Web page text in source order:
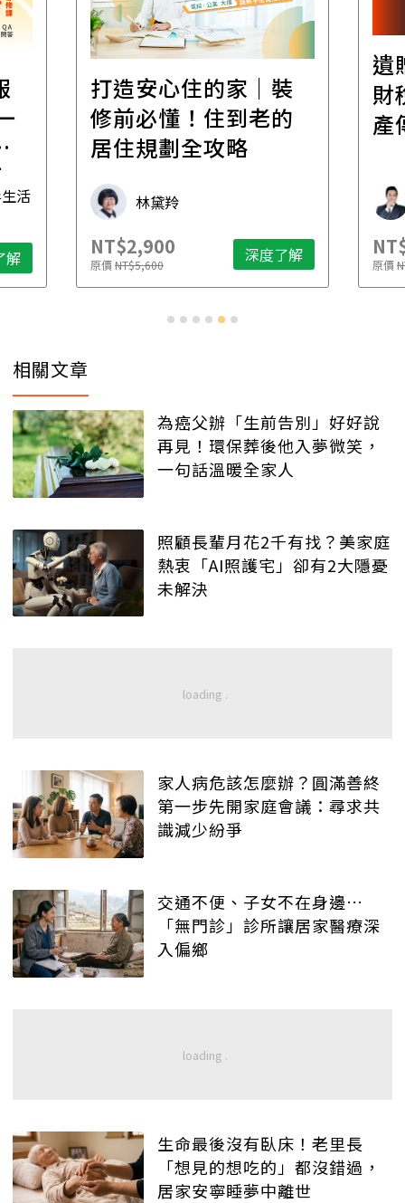
活
解
打造安心住的家｜裝
修前必懂！住到老的
居住規劃全攻略
林黛羚
NT$2,900
原價NT$5,600 深度了解
遺
財
產
原價
相關文章
為癌父辦「生前告別」好好說
再見！環保葬後他入夢微笑，
一句話溫暖全家人
照顧長輩月花2千有找？美家庭
熱衷「AI照護宅」卻有2大隱憂
未解決
家人病危該怎麼辦？圓滿善終
第一步先開家庭會議：尋求共
識減少紛爭
交通不便、子女不在身邊…
「無門診」診所讓居家醫療深
入偏鄉
生命最後沒有臥床！老里長
「想見的想吃的」都沒錯過，
居家安寧睡夢中離世